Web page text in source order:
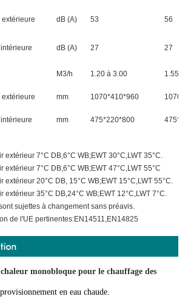
extérieure dB (A) 53 56
dB (A) 27 27
M3/h 1.20 à 3.00 1.55 à
extérieure mm 1070*410*960
mm 475*220*800
extérieur 7°C DB,6°C WB;EWT 30°C,LWT 35°C.
extérieur 7°C DB,6°C WB;EWT 47°C,LWT 55°C
extérieur 20°C DB, 15°C WB;EWT 15°C,LWT 55°C.
extérieur 35°C DB,24°C WB;EWT 12°C,LWT 7°C.
sujettes à changement sans préavis.
de l'UE pertinentes:EN14511,EN14825
monobloque pour le chauffage des
en eau chaude.